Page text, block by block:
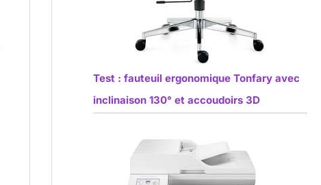
Test : fauteuil ergonomique Tonfary avec
inclinaison 130° et accoudoirs 3D